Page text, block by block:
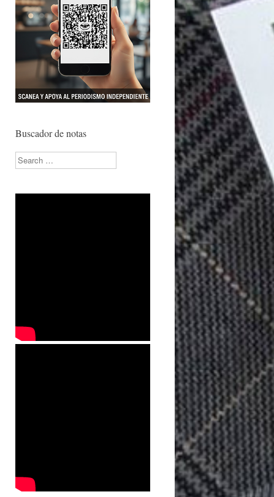
Buscador de notas
Search